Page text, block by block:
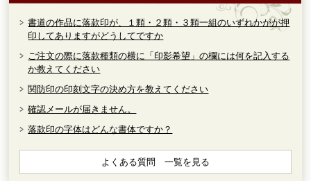
書道の作品に落款印が、１顆・２顆・３顆一組のいずれかがが押
印してありますがどうしてですか
ご注文の際に落款種類の横に「印影希望」の欄には何を記入する
か教えてください
関防印の印刻文字の決め方を教えてください
確認メールが届きません。
落款印の字体はどんな書体ですか？
よくある質問 一覧を見る